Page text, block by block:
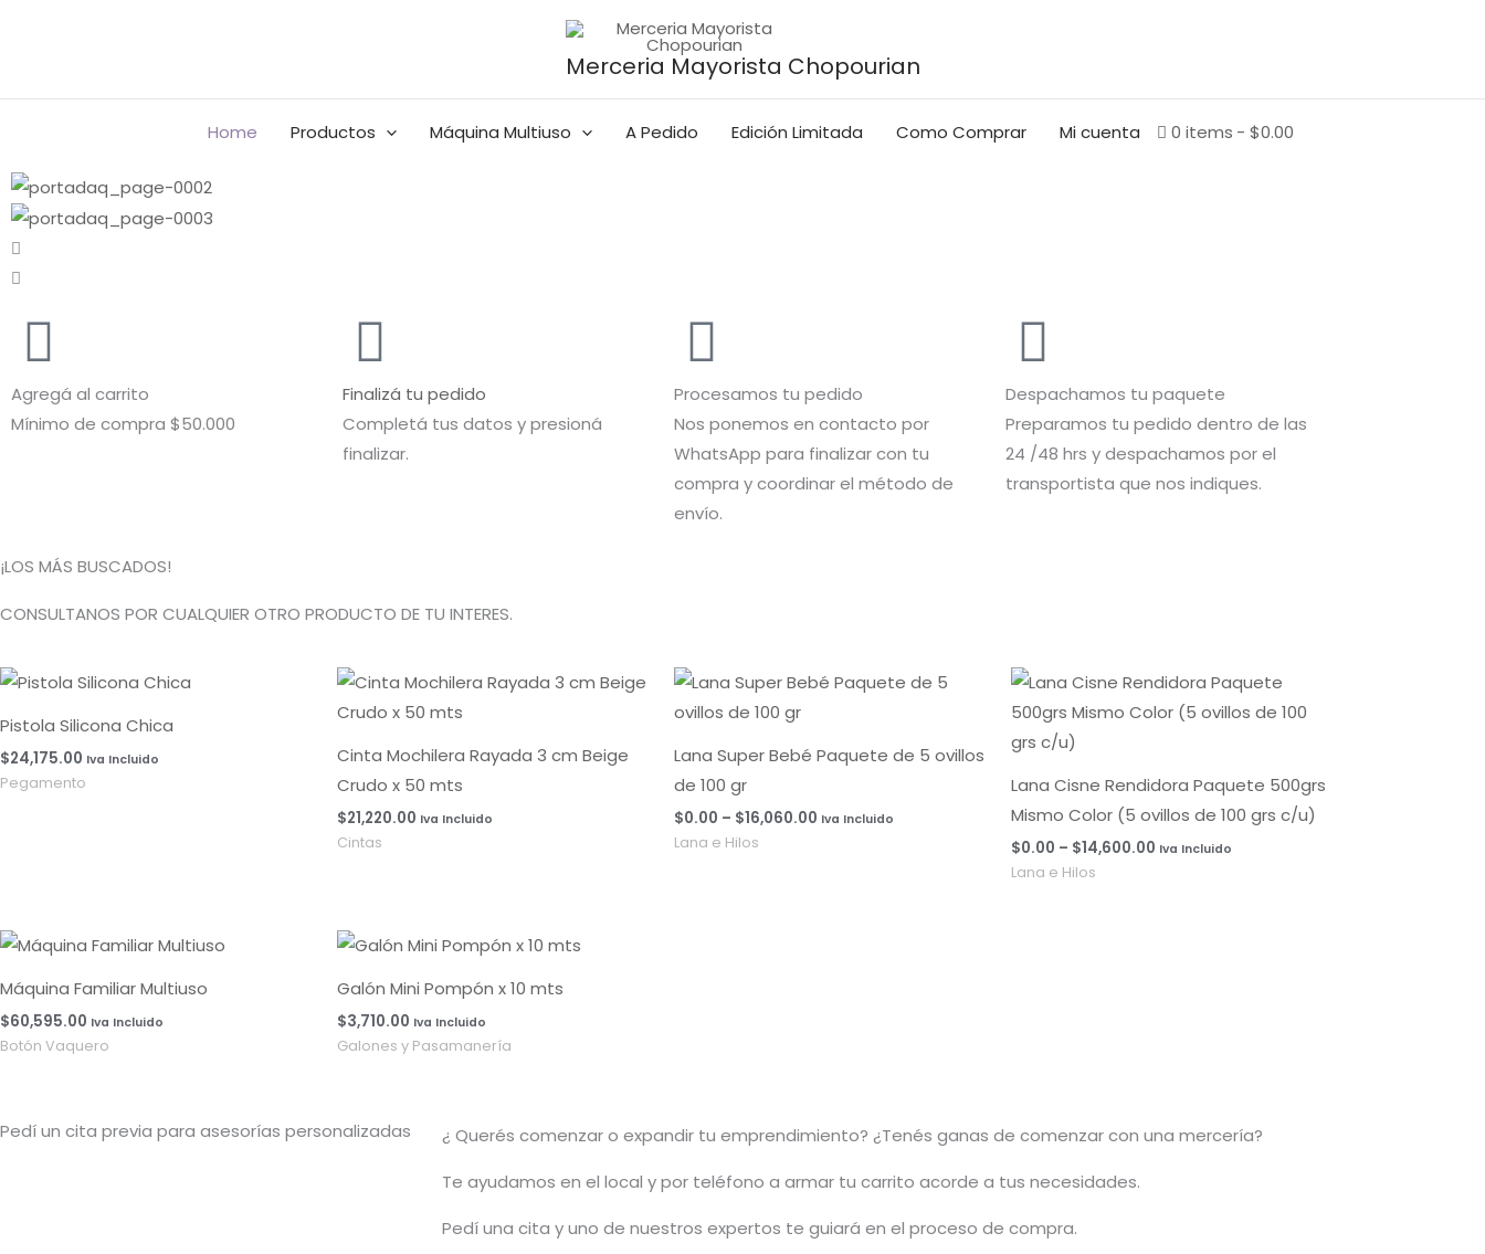
Merceria Mayorista Chopourian
Home Productos Máquina Multiuso A Pedido Edición Limitada Como Comprar Mi cuenta 0 items $0.00
Agregá al carrito
Mínimo de compra $50.000
Finalizá tu pedido
Completá tus datos y presioná
finalizar.
Procesamos tu pedido
Nos ponemos en contacto por
WhatsApp para finalizar con tu
compra y coordinar el método de
envío.
Despachamos tu paquete
Preparamos tu pedido dentro de las
24 /48 hrs y despachamos por el
transportista que nos indiques.
¡LOS MÁS BUSCADOS!
CONSULTANOS POR CUALQUIER OTRO PRODUCTO DE TU INTERES.
Pistola Silicona Chica
$24,175.00 Iva Incluido
Pegamento
Cinta Mochilera Rayada 3 cm Beige
Crudo x 50 mts
$21,220.00 Iva Incluido
Cintas
Lana Super Bebé Paquete de 5 ovillos
de 100 gr
$0.00 – $16,060.00
Rango
de
$0.00
hasta
Iva Incluido
Lana e Hilos
Lana Cisne Rendidora Paquete 500grs
Mismo Color (5 ovillos de 100 grs c/u)
$0.00 – $14,600.00
Rango
de
precios:
$14,600.00
Iva Incluido
Lana e Hilos
Máquina Familiar Multiuso
$60,595.00 Iva Incluido
Botón Vaquero
Galón Mini Pompón x 10 mts
$3,710.00 Iva Incluido
Galones y Pasamanería
Pedí un cita previa para asesorías personalizadas ¿ Querés comenzar o expandirtu emprendimiento? ¿Tenés ganas de comenzar con una mercería?
Te ayudamos en el local y por teléfono a armar tu carrito acorde a tus necesidades.
Pedí una cita y uno de nuestros expertos te guiará en el proceso de compra.